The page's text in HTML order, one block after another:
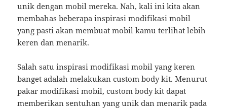
unik dengan mobil mereka. Nah, kali ini kita akan
membahas beberapa inspirasi modifikasi mobil
yang pasti akan membuat mobil kamu terlihat lebih
keren dan menarik.
Salah satu inspirasi modifikasi mobil yang keren
banget adalah melakukan custom body kit. Menurut
pakar modifikasi mobil, custom body kit dapat
memberikan sentuhan yang unik dan menarik pada